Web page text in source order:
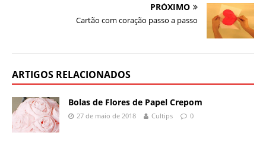
PRÓXIMO
Cartão com coração passo a passo
ARTIGOS RELACIONADOS
Bolas de Flores de Papel Crepom
27 de maio de 2018 Cultips 0